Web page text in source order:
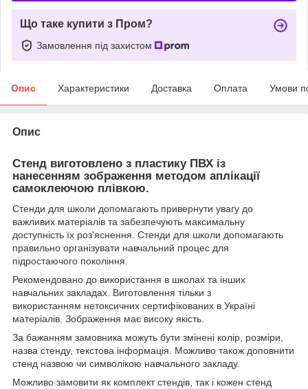
Що таке купити з Пром?
Замовлення під захистом
Опис Характеристики Доставка Оплата Умови
Опис
Стенд виготовлено з пластику ПВХ із
нанесенням зображення методом аплікації
самоклеючою плівкою.
Стенди для школи допомагають привернути увагу до
важливих матеріалів та забезпечують максимальну
доступність їх роз'яснення. Стенди для школи допомагають
правильно організувати навчальний процес для
підростаючого покоління.
Рекомендовано до використання в школах та інших
навчальних закладах. Виготовлення тільки з
використанням нетоксичних сертифікованих в Україні
матеріалів. Зображення має високу якість.
За бажанням замовника можуть бути змінені колір, розміри,
назва стенду, текстова інформація. Можливо також доповнити
стенд назвою чи символікою навчального закладу.
Можливо замовити як комплект стендів, так і кожен стенд